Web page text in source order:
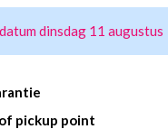
dinsdag 11 augustus
pickup point